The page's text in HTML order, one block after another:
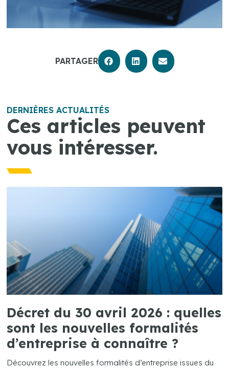
PARTAGER
DERNIÈRES ACTUALITÉS
Ces articles peuvent
vous intéresser.
Décret du 30 avril 2026 : quelles
sont les nouvelles formalités
d’entreprise à connaître ?
Découvrez les nouvelles formalités d’entreprise issues du